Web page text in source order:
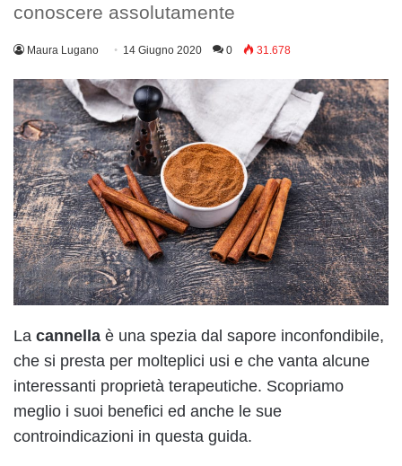
conoscere assolutamente
Maura Lugano 14 Giugno 2020 0 31.678
La cannella è una spezia dal sapore inconfondibile,
che si presta per molteplici usi e che vanta alcune
interessanti proprietà terapeutiche. Scopriamo
meglio i suoi benefici ed anche le sue
controindicazioni in questa guida.